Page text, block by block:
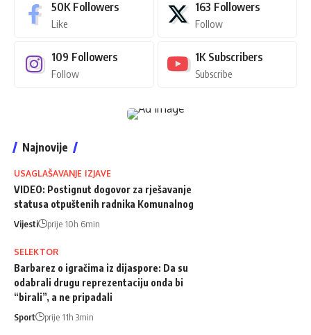
50K Followers
Like
163 Followers
Follow
109 Followers
Follow
1K Subscribers
Subscribe
Najnovije
USAGLAŠAVANJE IZJAVE
VIDEO: Postignut dogovor za rješavanje
statusa otpuštenih radnika Komunalnog
Vijesti prije 10h 6min
SELEKTOR
Barbarez o igračima iz dijaspore: Da su
odabrali drugu reprezentaciju onda bi
“birali”, a ne pripadali
Sport prije 11h 3min